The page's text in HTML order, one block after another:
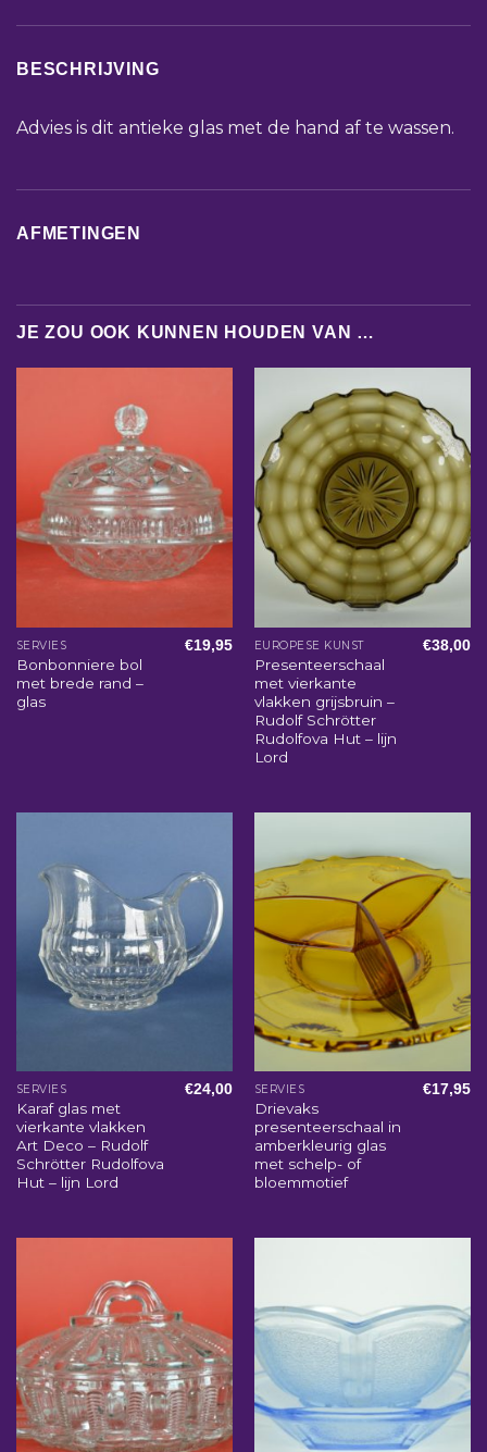
BESCHRIJVING
Advies is dit antieke glas met de hand af te wassen.
AFMETINGEN
JE ZOU OOK KUNNEN HOUDEN VAN …
SERVIES
Bonbonniere bol
met brede rand –
glas
€19,95 EUROPESE KUNST
Presenteerschaal
met vierkante
vlakken grijsbruin –
Rudolf Schrötter
Rudolfova Hut – lijn
Lord
€38,00
SERVIES
Karaf glas met
vierkante vlakken
Art Deco – Rudolf
Schrötter Rudolfova
Hut – lijn Lord
€24,00 SERVIES
Drievaks
presenteerschaal in
amberkleurig glas
met schelp- of
bloemmotief
€17,95